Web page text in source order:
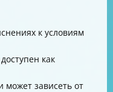
к условиям
как
может зависеть от